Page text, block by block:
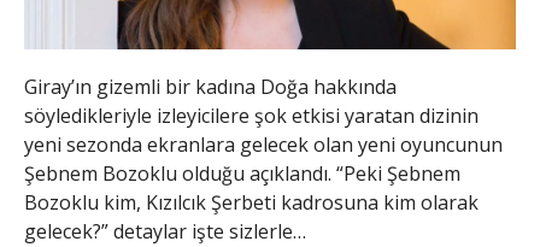
Giray’ın gizemli bir kadına Doğa hakkında
söyledikleriyle izleyicilere şok etkisi yaratan dizinin
yeni sezonda ekranlara gelecek olan yeni oyuncunun
Şebnem Bozoklu olduğu açıklandı. “Peki Şebnem
Bozoklu kim, Kızılcık Şerbeti kadrosuna kim olarak
gelecek?” detaylar işte sizlerle…